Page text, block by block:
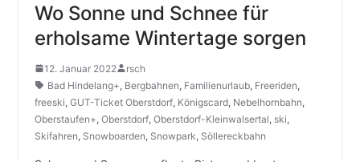
Wo Sonne und Schnee für
erholsame Wintertage sorgen
12. Januar 2022
rsch
Bad Hindelang+, Bergbahnen, Familienurlaub, Freeriden,
freeski, GUT-Ticket Oberstdorf, Königscard, Nebelhornbahn,
Oberstaufen+, Oberstdorf, Oberstdorf-Kleinwalsertal, ski,
Skifahren, Snowboarden, Snowpark, Söllereckbahn